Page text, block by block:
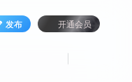
发布 开通会员